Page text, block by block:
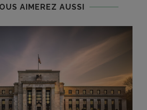
AIMEREZ AUSSI